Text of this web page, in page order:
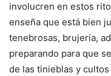
involucren en estos
enseña que está bien
tenebrosas, brujería,
preparando para que
de las tinieblas y cultos